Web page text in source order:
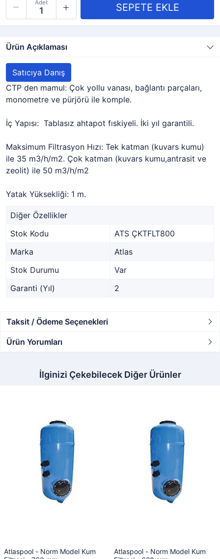
Adet
Ürün Açıklaması
Satıcıya Danış
CTP den mamul: Çok yollu vanası, bağlantı parçaları,
monometre ve pürjörü ile komple.
İç Yapısı: Tablasız ahtapot fıskiyeli. İki yıl garantili.
Maksimum Filtrasyon Hızı: Tek katman (kuvars kumu)
ile 35 m3/h/m2. Çok katman (kuvars kumu,antrasit ve
zeolit) ile 50 m3/h/m2
Yatak Yüksekliği: 1 m.
Diğer Özellikler
Stok Kodu
ATS ÇKTFLT800
Marka
Atlas
Stok Durumu
Var
Garanti (Yıl)
2
Taksit / Ödeme Seçenekleri
Ürün Yorumları
İlginizi Çekebilecek Diğer Ürünler
Atlaspool - Norm Model Kum
Atlaspool - Norm Model Kum